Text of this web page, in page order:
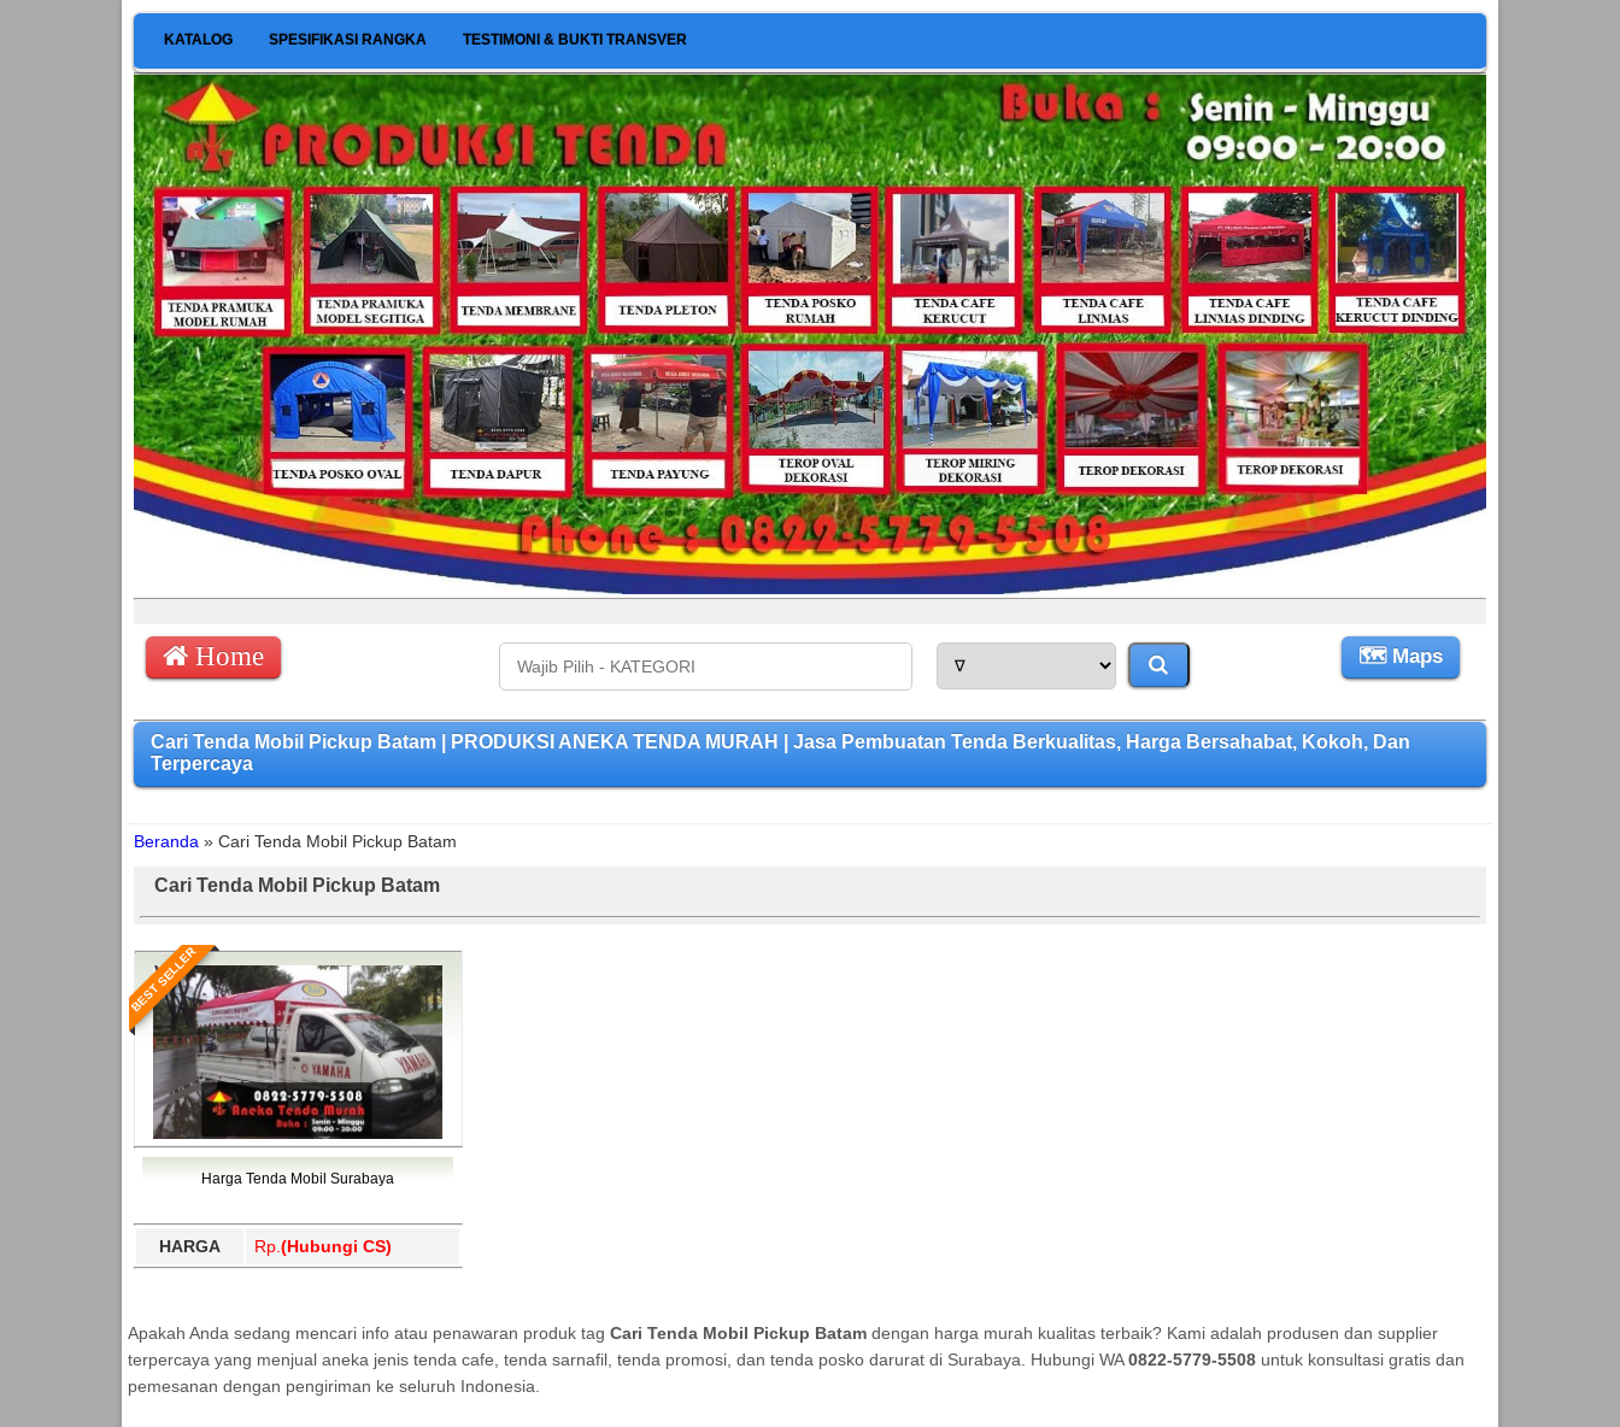
KATALOG SPESIFIKASI RANGKA TESTIMONI & BUKTI TRANSVER
Home 🗺 Maps
Cari Tenda Mobil Pickup Batam | PRODUKSI ANEKA TENDA MURAH | Jasa Pembuatan Tenda Berkualitas, Harga Bersahabat, Kokoh, Dan
Terpercaya
Beranda » Cari Tenda Mobil Pickup Batam
Cari Tenda Mobil Pickup Batam
BEST SELLER
Harga Tenda Mobil Surabaya
HARGA Rp. (Hubungi CS)
Apakah Anda sedang mencari info atau penawaran produk tag Cari Tenda Mobil Pickup Batamdengan harga murah kualitas terbaik? Kami adalah produsen dan supplier
terpercaya yang menjual aneka jenis tenda cafe, tenda sarnafil, tenda promosi, dan tenda posko darurat di Surabaya. Hubungi WA0822-5779-5508untuk konsultasi gratis dan
pemesanan dengan pengiriman ke seluruh Indonesia.